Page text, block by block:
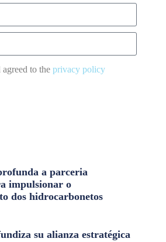
to the privacy policy
a parceria
impulsionar o
dos hidrocarbonetos
su alianza estratégica